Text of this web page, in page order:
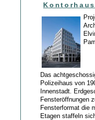
Das
Polizeihaus von
Innenstadt.
Fensteröffnungen
Fensterformat die
Etagen staffeln